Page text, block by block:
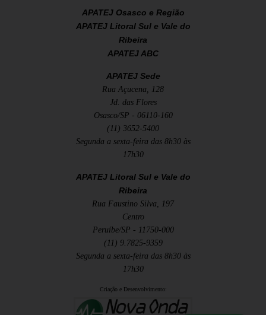
APATEJ Osasco e Região
APATEJ Litoral Sul e Vale do
Ribeira
APATEJ ABC
APATEJ Sede
Rua Açucena, 128
Jd. das Flores
Osasco/SP - 06110-160
(11) 3652-5400
Segunda a sexta-feira das 8h30 às
17h30
APATEJ Litoral Sul e Vale do
Ribeira
Rua Faustino Silva, 197
Centro
Peruíbe/SP - 11750-000
(11) 9.7825-9359
Segunda a sexta-feira das 8h30 às
17h30
Criação e Desenvolvimento: